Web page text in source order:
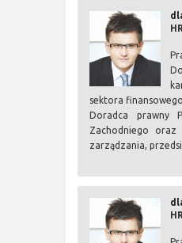
sektora
Doradca prawny
Zachodniego
zarządzania,